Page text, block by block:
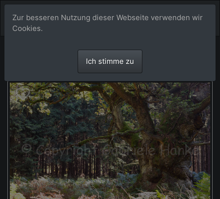
Zur besseren Nutzung dieser Webseite verwenden wir
Cookies.
Ich stimme zu